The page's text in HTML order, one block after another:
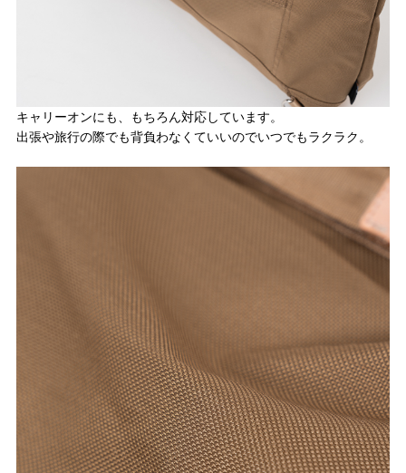
キャリーオンにも、もちろん対応しています。
出張や旅行の際でも背負わなくていいのでいつでもラクラク。